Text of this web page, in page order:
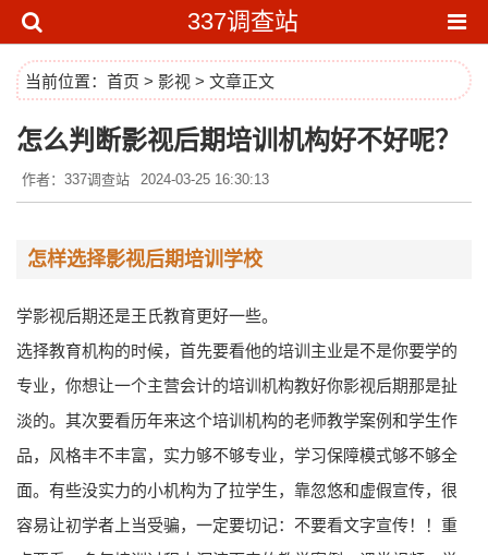
337调查站
当前位置： 首页 > 影视 > 文章正文
怎么判断影视后期培训机构好不好呢？
作者：337调查站 2024-03-25 16:30:13
怎样选择影视后期培训学校
学影视后期还是王氏教育更好一些。
选择教育机构的时候，首先要看他的培训主业是不是你要学的
专业，你想让一个主营会计的培训机构教好你影视后期那是扯
淡的。其次要看历年来这个培训机构的老师教学案例和学生作
品，风格丰不丰富，实力够不够专业，学习保障模式够不够全
面。有些没实力的小机构为了拉学生，靠忽悠和虚假宣传，很
容易让初学者上当受骗，一定要切记：不要看文字宣传！！重